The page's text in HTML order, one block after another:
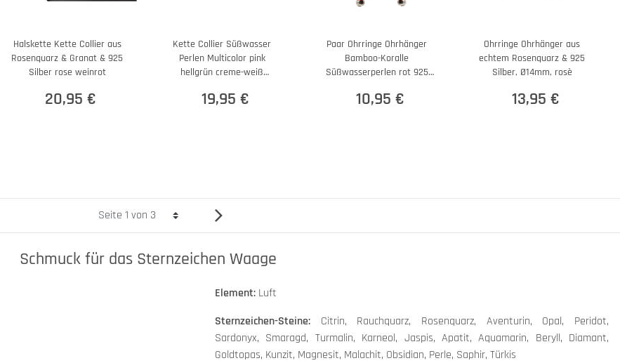
Halskette Kette Collier aus
Rosenquarz & Granat & 925
Silber rose weinrot
20,95 €
Kette Collier Süßwasser
Perlen Multicolor pink
hellgrün creme-weiß
19,95 €
Paar Ohrringe Ohrhänger
Bamboo-Koralle
Süßwasserperlen rot 925
10,95 €
Ohrringe Ohrhänger aus
echtem Rosenquarz & 925
Silber, Ø14mm, rosè
13,95 €
Schmuck für das Sternzeichen Waage
Element: Luft
Sternzeichen-Steine: Citrin, Rauchquarz, Rosenquarz, Aventurin, Opal, Peridot,
Sardonyx, Smaragd, Turmalin, Karneol, Jaspis, Apatit, Aquamarin, Beryll, Diamant,
Goldtopas, Kunzit, Magnesit, Malachit, Obsidian, Perle, Saphir, Türkis